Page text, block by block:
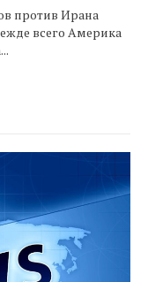
против Ирана
всего Америка